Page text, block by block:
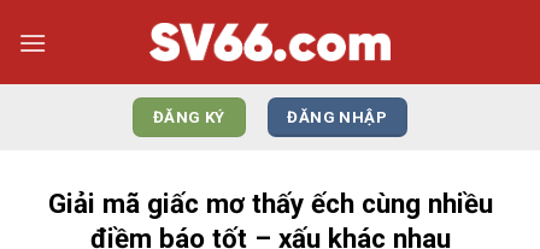
qua
ĐĂNG KÝ ĐĂNG NHẬP
Giải mã giấc mơ thấy ếch cùng nhiều
điềm báo tốt – xấu khác nhau